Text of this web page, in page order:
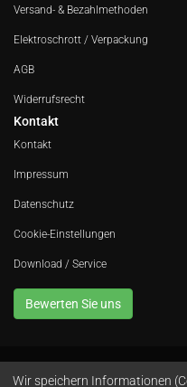
Versand- & Bezahlmethoden
Elektroschrott / Verpackung
AGB
Widerrufsrecht
Kontakt
Kontakt
Impressum
Datenschutz
Cookie-Einstellungen
Download / Service
Bewerten Sie uns
Wir speichern Informationen